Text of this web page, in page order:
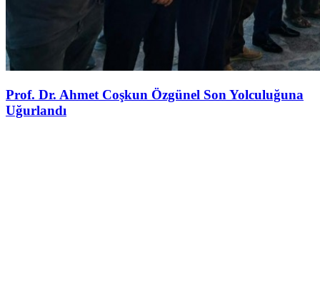
Prof. Dr. Ahmet Coşkun Özgünel Son Yolculuğuna
Uğurlandı